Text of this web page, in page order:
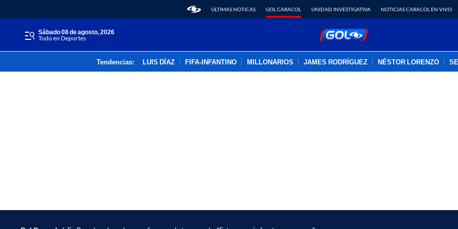
ÚLTIMAS NOTICAS GOL CARACOL UNIDAD INVESTIGATIVA NOTICIAS CARACOL EN VIVO
sábado 08 de agosto, 2026
Todo en Deportes
Tendencias: LUIS DÍAZ FIFA-INFANTINO MILLONARIOS JAMES RODRÍGUEZ NÉSTOR LORENZO